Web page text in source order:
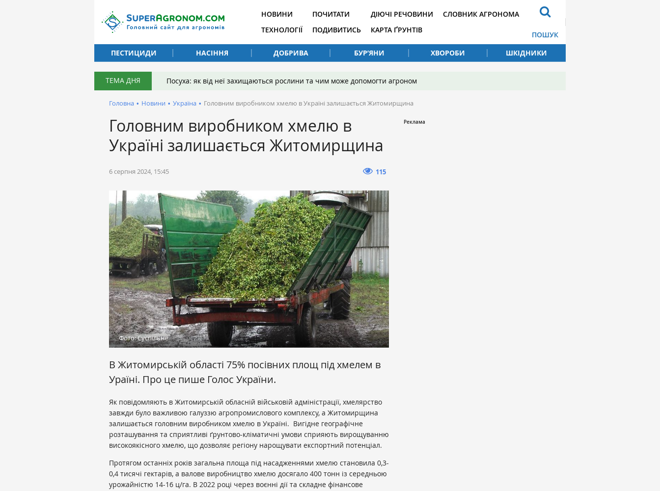
НОВИНИ
ТЕХНОЛОГІЇ
ПОЧИТАТИ
ПОДИВИТИСЬ
ДІЮЧІ РЕЧОВИНИ
КАРТА ҐРУНТІВ
СЛОВНИК АГРОНОМА
ПОШУК
ПЕСТИЦИДИ
НАСІННЯ ДОБРИВА БУР’ЯНИ ХВОРОБИ ШКІДНИКИ
ТЕМА ДНЯ Посуха: як від неї захищаються рослини та чим може допомогти агроном
Головна • Новини • Україна • Головним виробником хмелю в Україні залишається Житомирщина
Головним виробником хмелю в
Україні залишається Житомирщина
6 серпня 2024, 15:45 115
Фото: Суспільне
В Житомирській області 75% посівних площ під хмелем в
Ураїні. Про це пише Голос України.
Як повідомляють в Житомирській обласній військовій адміністрації, хмелярство
завжди було важливою галуззю агропромислового комплексу, а Житомирщина
залишається головним виробником хмелю в Україні. Вигідне географічне
розташування та сприятливі ґрунтово-кліматичні умови сприяють вирощуванню
високоякісного хмелю, що дозволяє регіону нарощувати експортний потенціал.
Протягом останніх років загальна площа під насадженнями хмелю становила 0,3-
0,4 тисячі гектарів, а валове виробництво хмелю досягало 400 тонн із середньою
урожайністю 14-16 ц/га. В 2022 році через воєнні дії та складне фінансове